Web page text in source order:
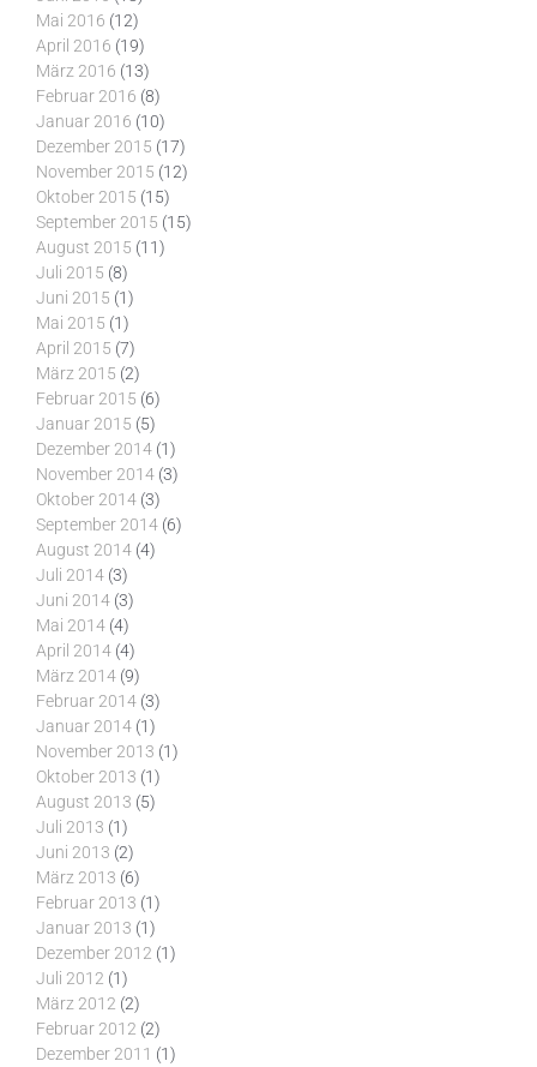
Mai 2016 (12)
April 2016 (19)
März 2016 (13)
Februar 2016 (8)
Januar 2016 (10)
Dezember 2015 (17)
November 2015 (12)
Oktober 2015 (15)
September 2015 (15)
August 2015 (11)
Juli 2015 (8)
Juni 2015 (1)
Mai 2015 (1)
April 2015 (7)
März 2015 (2)
Februar 2015 (6)
Januar 2015 (5)
Dezember 2014 (1)
November 2014 (3)
Oktober 2014 (3)
September 2014 (6)
August 2014 (4)
Juli 2014 (3)
Juni 2014 (3)
Mai 2014 (4)
April 2014 (4)
März 2014 (9)
Februar 2014 (3)
Januar 2014 (1)
November 2013 (1)
Oktober 2013 (1)
August 2013 (5)
Juli 2013 (1)
Juni 2013 (2)
März 2013 (6)
Februar 2013 (1)
Januar 2013 (1)
Dezember 2012 (1)
Juli 2012 (1)
März 2012 (2)
Februar 2012 (2)
Dezember 2011 (1)